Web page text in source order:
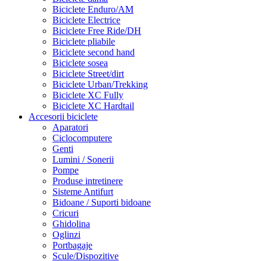
Biciclete Enduro/AM
Biciclete Electrice
Biciclete Free Ride/DH
Biciclete pliabile
Biciclete second hand
Biciclete sosea
Biciclete Street/dirt
Biciclete Urban/Trekking
Biciclete XC Fully
Biciclete XC Hardtail
Accesorii biciclete
Aparatori
Ciclocomputere
Genti
Lumini / Sonerii
Pompe
Produse intretinere
Sisteme Antifurt
Bidoane / Suporti bidoane
Cricuri
Ghidolina
Oglinzi
Portbagaje
Scule/Dispozitive